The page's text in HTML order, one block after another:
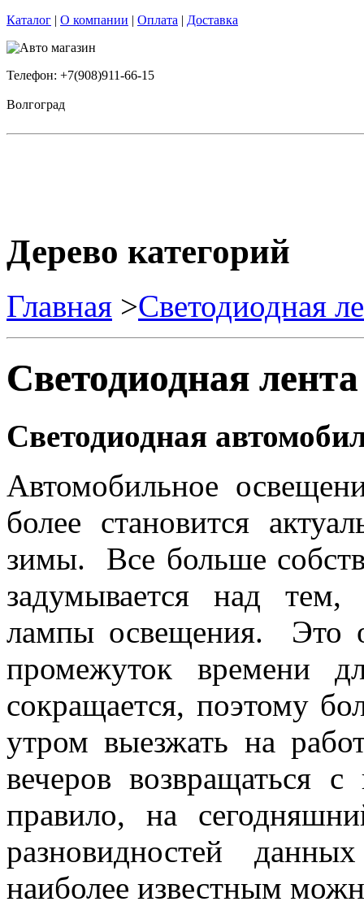
Каталог | О компании | Оплата | Доставка
Телефон: +7(908)911-66-15
Волгоград
Дерево категорий
Главная >Светодиодная
Светодиодная лента
Светодиодная
Автомобильное
более становится
зимы. Все больше
задумывается над тем,
лампы освещения. Это
промежуток времени
сокращается, поэтому
утром выезжать на
вечеров
правило, на
разновидностей
наиболее известным